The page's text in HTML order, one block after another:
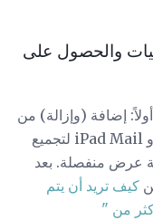
والحصول على
إضافة (وإزالة) من
قائمة المرسلين VIP في iPhone Mail و iPad Mail لتجميع
عرض منفصلة. بعد
كيف تريد أن يتم
من "